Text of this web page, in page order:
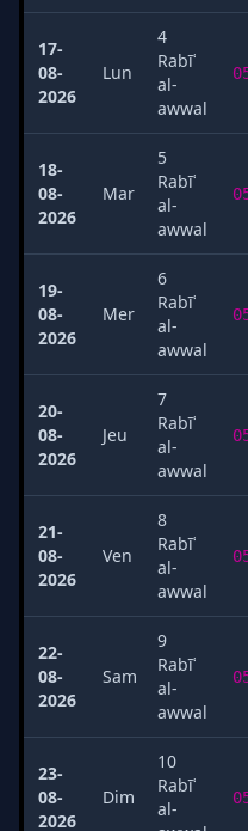
17-
08-
2026
Lun
4
Rabīʿ
al-
awwal
18-
08-
2026
Mar
5
Rabīʿ
al-
awwal
19-
08-
2026
Mer
6
Rabīʿ
al-
awwal
20-
08-
2026
Jeu
7
Rabīʿ
al-
awwal
21-
08-
2026
Ven
8
Rabīʿ
al-
awwal
22-
08-
2026
Sam
9
Rabīʿ
al-
awwal
23-
08-
2026
Dim
10
Rabīʿ
al-